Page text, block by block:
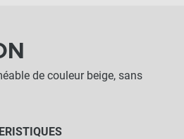
de couleur beige, sans